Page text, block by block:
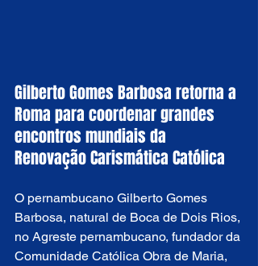
Gilberto Gomes Barbosa retorna a
Roma para coordenar grandes
encontros mundiais da
Renovação Carismática Católica
O pernambucano Gilberto Gomes
Barbosa, natural de Boca de Dois Rios,
no Agreste pernambucano, fundador da
Comunidade Católica Obra de Maria,